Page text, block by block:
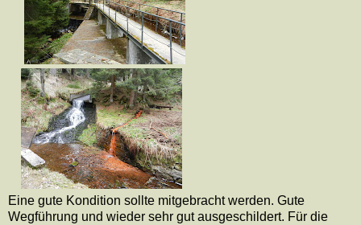
Eine gute Kondition sollte mitgebracht werden. Gute
Wegführung und wieder sehr gut ausgeschildert. Für die